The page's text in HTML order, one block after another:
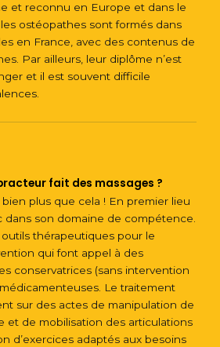
et reconnu en Europe et dans le
ostéopathes sont formés dans
en France, avec des contenus de
Par ailleurs, leur diplôme n’est
et il est souvent difficile
fait des massages ?
plus que cela ! En premier lieu
dans son domaine de compétence.
thérapeutiques pour le
qui font appel à des
conservatrices (sans intervention
Le traitement
sur des actes de manipulation de
et de mobilisation des articulations
d’exercices adaptés aux besoins